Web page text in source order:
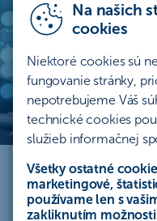
Na našich
cookies
Niektoré cookies sú
fungovanie stránky,
nepotrebujeme Váš
technické cookies
služieb informačnej
Všetky ostatné
marketingové,
používame len s
zakliknutím možnosti
Svet okolo
Čo to
investície?